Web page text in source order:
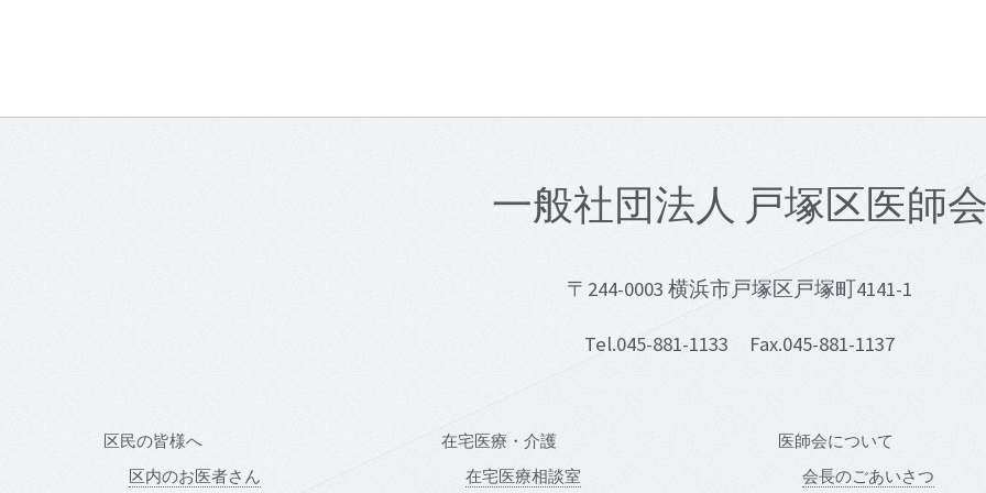
一般社団法人 戸塚区医師
〒244-0003 横浜市戸塚区戸塚町4141-1
Tel.045-881-1133 Fax.045-881-1137
区民の皆様へ
区内のお医者さん
在宅医療・介護
在宅医療相談室
医師会について
会長のごあいさつ